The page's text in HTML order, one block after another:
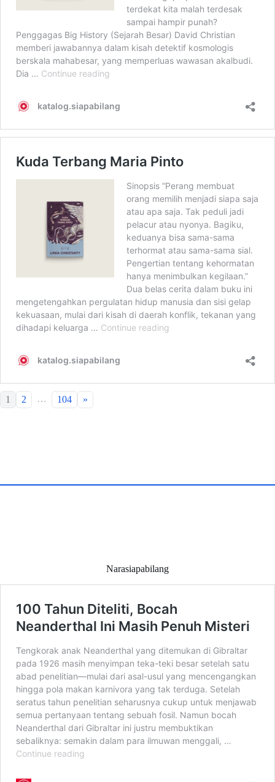
1 2 … 104 »
Narasiapabilang